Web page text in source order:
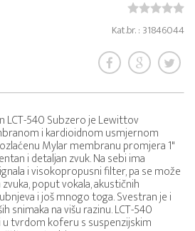
Kat.br. : 31846044
540 Subzero je Lewittov
i kardioidnom usmjernom
Mylar membranu promjera 1"
i detaljan zvuk. Na sebi ima
i visokopropusni filter, pa se može
poput vokala, akustičnih
i još mnogo toga. Svestran je i
snimaka na višu razinu. LCT-540
tvrdom koferu s suspenzijskim